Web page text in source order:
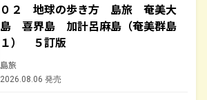
０２ 地球の歩き方 島旅 奄美大
島 喜界島 加計呂麻島（奄美群島
１） ５訂版
島旅
2026.08.06 発売